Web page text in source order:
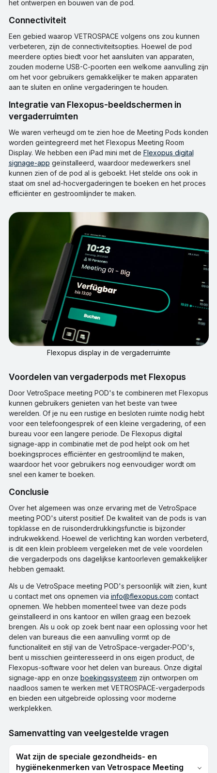
het ontwerpen en bouwen van de pod.
connectiviteit
Een gebied waarop VETROSPACE volgens ons zou kunnen
verbeteren, zijn de connectiviteitsopties. Hoewel de pod
meerdere opties biedt voor het aansluiten van apparaten,
zouden moderne USB-C-poorten een welkome aanvulling zijn
om het voor gebruikers gemakkelijker te maken apparaten
aan te sluiten en online vergaderingen te houden.
Integratie van Flexopus-beeldschermen in
vergaderruimten
We waren verheugd om te zien hoe de Meeting Pods konden
worden geïntegreerd met het Flexopus Meeting Room
Display. We hebben een iPad mini met de Flexopus digital
signage-app geïnstalleerd, waardoor medewerkers snel
kunnen zien of de pod al is geboekt. Het stelde ons ook in
staat om snel ad-hocvergaderingen te boeken en het proces
efficiënter en gestroomlijnder te maken.
Flexopus display in de vergaderruimte
Voordelen van vergaderpods met Flexopus
Door VetroSpace meeting POD's te combineren met Flexopus
kunnen gebruikers genieten van het beste van twee
werelden. Of je nu een rustige en besloten ruimte nodig hebt
voor een telefoongesprek of een kleine vergadering, of een
bureau voor een langere periode. De Flexopus digital
signage-app in combinatie met de pod helpt ook om het
boekingsproces efficiënter en gestroomlijnd te maken,
waardoor het voor gebruikers nog eenvoudiger wordt om
snel een kamer te boeken.
Conclusie
Over het algemeen was onze ervaring met de VetroSpace
meeting POD's uiterst positief. De kwaliteit van de pods is van
topklasse en de ruisonderdrukkingsfunctie is bijzonder
indrukwekkend. Hoewel de verlichting kan worden verbeterd,
is dit een klein probleem vergeleken met de vele voordelen
die vergaderpods ons dagelijkse kantoorleven gemakkelijker
hebben gemaakt.
Als u de VetroSpace meeting POD's persoonlijk wilt zien, kunt
u contact met ons opnemen via info@flexopus.com contact
opnemen. We hebben momenteel twee van deze pods
geïnstalleerd in ons kantoor en willen graag een bezoek
brengen. Als u ook op zoek bent naar een oplossing voor het
delen van bureaus die een aanvulling vormt op de
functionaliteit en stijl van de VetroSpace-vergader-POD's,
bent u misschien geïnteresseerd in ons eigen product, de
Flexopus-software voor het delen van bureaus. Onze digital
signage-app en onze boekingssysteem zijn ontworpen om
naadloos samen te werken met VETROSPACE-vergaderpods
en bieden een uitgebreide oplossing voor moderne
werkplekken.
Samenvatting van veelgestelde vragen
Wat zijn de speciale gezondheids- en
hygiënekenmerken van Vetrospace Meeting